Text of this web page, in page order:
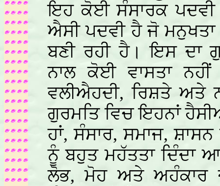
ਇਹ ਕੋਈ ਸੰਸਾਰਕ ਪਦਵੀ
ਐਸੀ ਪਦਵੀ ਹੈ ਜੋ ਮਨੁਖਤਾ
ਬਣੀ ਰਹੀ ਹੈ। ਇਸ ਦਾ
ਨਾਲ ਕੋਈ ਵਾਸਤਾ
ਵਲੀਐਹਦੀ, ਰਿਸ਼ਤੇ ਅਤੇ
ਗੁਰਮਤਿ ਵਿਚ ਇਹਨਾਂ
ਹਾਂ, ਸੰਸਾਰ, ਸਮਾਜ,
ਨੂੰ ਬਹੁਤ ਮਹੱਤਤਾ ਦਿੰਦਾ
ਲੋਭ, ਮੋਹ ਅਤੇ ਅਹੰਕਾਰ